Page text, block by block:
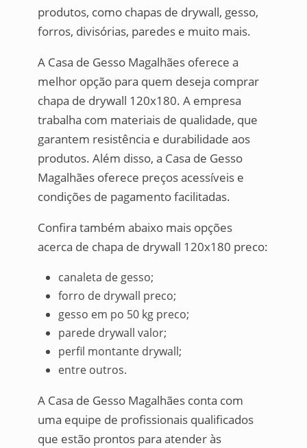
produtos, como chapas de drywall, gesso,
forros, divisórias, paredes e muito mais.
A Casa de Gesso Magalhães oferece a
melhor opção para quem deseja comprar
chapa de drywall 120x180. A empresa
trabalha com materiais de qualidade, que
garantem resistência e durabilidade aos
produtos. Além disso, a Casa de Gesso
Magalhães oferece preços acessíveis e
condições de pagamento facilitadas.
Confira também abaixo mais opções
acerca de chapa de drywall 120x180 preco:
canaleta de gesso;
forro de drywall preco;
gesso em po 50 kg preco;
parede drywall valor;
perfil montante drywall;
entre outros.
A Casa de Gesso Magalhães conta com
uma equipe de profissionais qualificados
que estão prontos para atender às